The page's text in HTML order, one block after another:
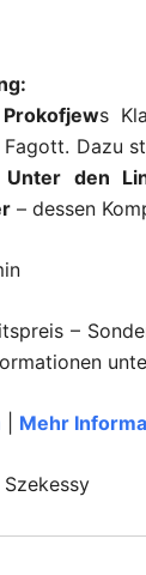
s
Dazu
Unter den
– dessen
–
Mehr